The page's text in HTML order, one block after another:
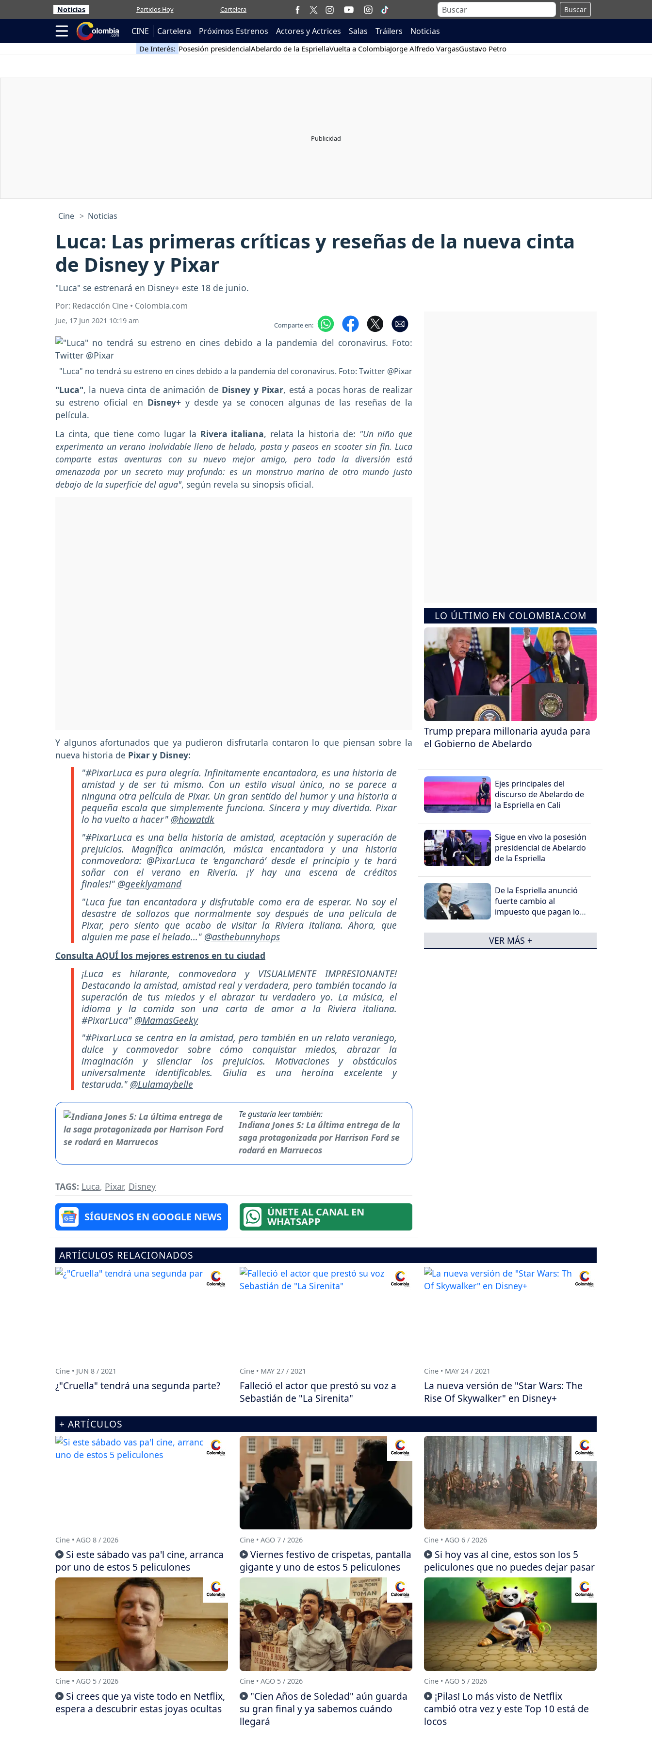
Noticias Partidos Hoy Cartelera Buscar
CINE Cartelera Próximos Estrenos Actores y Actrices Salas Tráilers Noticias
De Interés: Posesión presidencialAbelardo de la EspriellaVuelta a ColombiaJorge Alfredo VargasGustavo Petro
Cine Noticias
Luca: Las primeras críticas y reseñas de la nueva cinta
de Disney y Pixar
"Luca" se estrenará en Disney+ este 18 de junio.
Por: Redacción Cine • Colombia.com
Jue, 17 Jun 2021 10:19 am Comparte en:
"Luca" no tendrá su estreno en cines debido a la pandemia del coronavirus. Foto: Twitter @Pixar
"Luca", la nueva cinta de animación de Disney y Pixar, está a pocas horas de realizar
su estreno oficial en Disney+y desde ya se conocen algunas de las reseñas de la
película.
La cinta, que tiene como lugar la Rivera italiana, relata la historia de: "Un niño que
experimenta un verano inolvidable lleno de helado, pasta y paseos en scooter sin fin. Luca
comparte estas aventuras con su nuevo mejor amigo, pero toda la diversión está
amenazada por un secreto muy profundo: es un monstruo marino de otro mundo justo
debajo de la superficie del agua", según revela su sinopsis oficial.
Y algunos afortunados que ya pudieron disfrutarla contaron lo que piensan sobre la
nueva historia de Pixar y Disney:
"#PixarLuca es pura alegría. Infinitamente encantadora, es una historia de
amistad y de ser tú mismo. Con un estilo visual único, no se parece a
ninguna otra película de Pixar. Un gran sentido del humor y una historia a
pequeña escala que simplemente funciona. Sincera y muy divertida. Pixar
lo ha vuelto a hacer" @howatdk
"#PixarLuca es una bella historia de amistad, aceptación y superación de
prejuicios. Magnífica animación, música encantadora y una historia
conmovedora: @PixarLuca te ‘enganchará’ desde el principio y te hará
soñar con el verano en Riveria. ¡Y hay una escena de créditos
finales!" @geeklyamand
"Luca fue tan encantadora y disfrutable como era de esperar. No soy el
desastre de sollozos que normalmente soy después de una película de
Pixar, pero siento que acabo de visitar la Riviera italiana. Ahora, que
alguien me pase el helado..." @asthebunnyhops
Consulta AQUÍ los mejores estrenos en tu ciudad
¡Luca es hilarante, conmovedora y VISUALMENTE IMPRESIONANTE!
Destacando la amistad, amistad real y verdadera, pero también tocando la
superación de tus miedos y el abrazar tu verdadero yo. La música, el
idioma y la comida son una carta de amor a la Riviera italiana.
#PixarLuca" @MamasGeeky
"#PixarLuca se centra en la amistad, pero también en un relato veraniego,
dulce y conmovedor sobre cómo conquistar miedos, abrazar la
imaginación y silenciar los prejuicios. Motivaciones y obstáculos
universalmente identificables. Giulia es una heroína excelente y
testaruda." @Lulamaybelle
Te gustaría leer también:
Indiana Jones 5: La última entrega de la
saga protagonizada por Harrison Ford se
rodará en Marruecos
TAGS: Luca, Pixar, Disney
SÍGUENOS EN GOOGLE NEWS ÚNETE AL CANAL EN
WHATSAPP
LO ÚLTIMO EN COLOMBIA.COM
Trump prepara millonaria ayuda para
el Gobierno de Abelardo
Ejes principales del
discurso de Abelardo de
la Espriella en Cali
Sigue en vivo la posesión
presidencial de Abelardo
de la Espriella
De la Espriella anunció
fuerte cambio al
impuesto que pagan los
VER MÁS +
ARTÍCULOS RELACIONADOS
Cine • JUN 8 / 2021
¿"Cruella" tendrá una segunda parte?
Cine • MAY 27 / 2021
Falleció el actor que prestó su voz a
Sebastián de "La Sirenita"
Cine • MAY 24 / 2021
La nueva versión de "Star Wars: The
Rise Of Skywalker" en Disney+
+ ARTÍCULOS
Cine • AGO 8 / 2026
Si este sábado vas pa'l cine, arranca
por uno de estos 5 peliculones
Cine • AGO 7 / 2026
Viernes festivo de crispetas, pantalla
gigante y uno de estos 5 peliculones
Cine • AGO 6 / 2026
Si hoy vas al cine, estos son los 5
peliculones que no puedes dejar pasar
Cine • AGO 5 / 2026
Si crees que ya viste todo en Netflix,
espera a descubrir estas joyas ocultas
Cine • AGO 5 / 2026
"Cien Años de Soledad" aún guarda
su gran final y ya sabemos cuándo
llegará
Cine • AGO 5 / 2026
¡Pilas! Lo más visto de Netflix
cambió otra vez y este Top 10 está de
locos